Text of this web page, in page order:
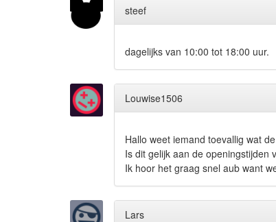
steef
dagelijks van 10:00 tot 18:00 uur.
Louwise1506
Hallo weet iemand toevallig wat
Is dit gelijk aan de openingstijden
Ik hoor het graag snel aub want
Lars